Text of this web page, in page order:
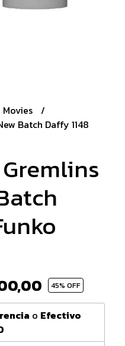
Movies
Batch Daffy 1148
45% OFF
o Efectivo